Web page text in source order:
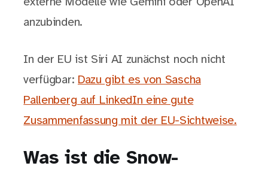
anzubinden.
In der EU ist Siri AI zunächst noch nicht
verfügbar: Dazu gibt es von Sascha
Pallenberg auf LinkedIn eine gute
Zusammenfassung mit der EU-Sichtweise.
Was ist die Snow-